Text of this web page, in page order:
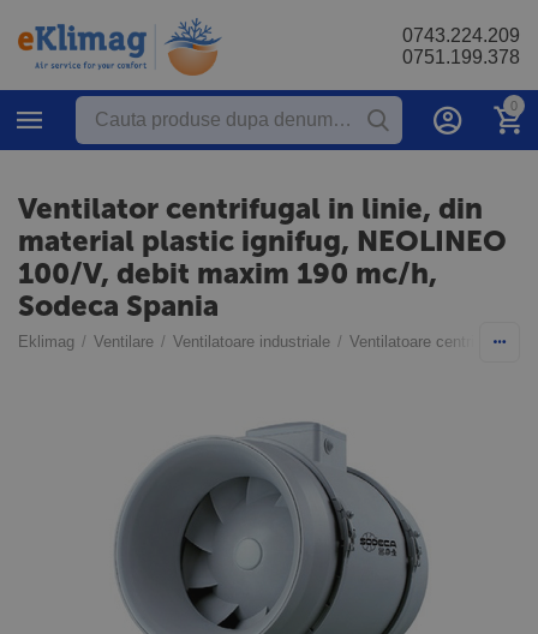
0743.224.209
0751.199.378
0
Ventilator centrifugal in linie, din
material plastic ignifug, NEOLINEO
100/V, debit maxim 190 mc/h,
Sodeca Spania
Eklimag / Ventilare / Ventilatoare industriale / Ventilatoare centrifugale